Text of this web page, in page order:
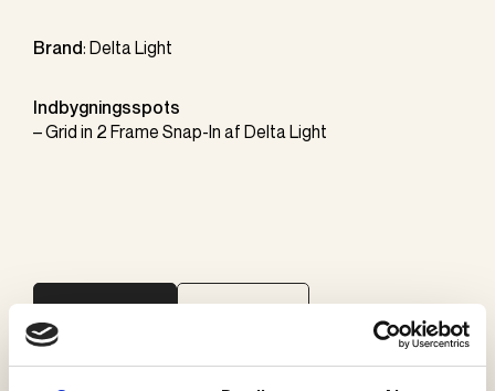
Brand: Delta Light
Indbygningsspots
–Grid in 2 Frame Snap-In af Delta Light